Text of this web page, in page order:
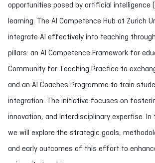
opportunities posed by artificial intelligence
learning. The AI Competence Hub at Zurich
integrate AI effectively into teaching
pillars: an AI Competence Framework for
Community for Teaching Practice to
and an AI Coaches Programme to train
integration. The initiative focuses on
innovation, and interdisciplinary expertise. In
we will explore the strategic goals,
and early outcomes of this effort to